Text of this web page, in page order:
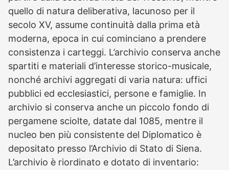
quello di natura deliberativa, lacunoso per il
secolo XV, assume continuità dalla prima età
moderna, epoca in cui cominciano a prendere
consistenza i carteggi. L’archivio conserva anche
spartiti e materiali d’interesse storico-musicale,
nonché archivi aggregati di varia natura: uffici
pubblici ed ecclesiastici, persone e famiglie. In
archivio si conserva anche un piccolo fondo di
pergamene sciolte, datate dal 1085, mentre il
nucleo ben più consistente del Diplomatico è
depositato presso l’Archivio di Stato di Siena.
L’archivio è riordinato e dotato di inventario: